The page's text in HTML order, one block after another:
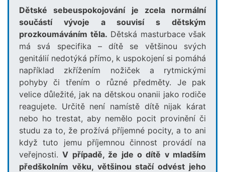
Dětské sebeuspokojování je zcela normální
součástí vývoje a souvisí s dětským
prozkoumáváním těla. Dětská masturbace však
má svá specifika – dítě se většinou svých
genitálií nedotýká přímo, k uspokojení si pomáhá
například zkřížením nožiček a rytmickými
pohyby či třením o různé předměty. Je pak
velice důležité, jak na dětskou onanii jako rodiče
reagujete. Určitě není namístě dítě nijak kárat
nebo ho trestat, aby nemělo pocit provinění či
studu za to, že prožívá příjemné pocity, a to ani
když tuto jemu příjemnou činnost provádí na
veřejnosti.V případě, že jde o dítě v mladším
předškolním věku, většinou stačí odvést jeho